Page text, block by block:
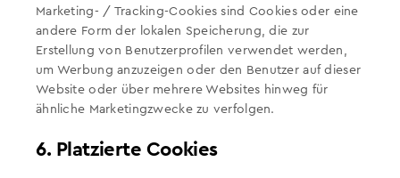
Marketing- / Tracking-Cookies sind Cookies oder eine
andere Form der lokalen Speicherung, die zur
Erstellung von Benutzerprofilen verwendet werden,
um Werbung anzuzeigen oder den Benutzer auf dieser
Website oder über mehrere Websites hinweg für
ähnliche Marketingzwecke zu verfolgen.
6. Platzierte Cookies